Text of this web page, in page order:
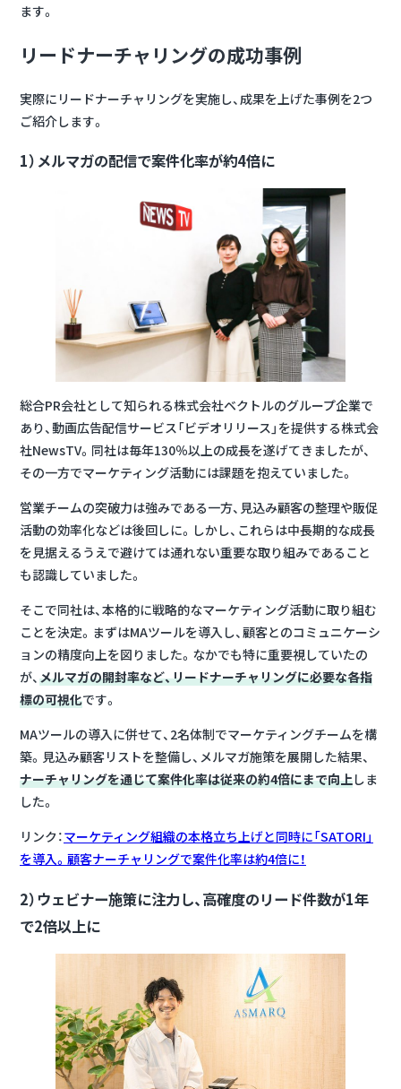
ます。
リードナーチャリングの成功事例
実際にリードナーチャリングを実施し、成果を上げた事例を2つ
ご紹介します。
1）メルマガの配信で案件化率が約4倍に
総合PR会社として知られる株式会社ベクトルのグループ企業で
あり、動画広告配信サービス「ビデオリリース」を提供する株式会
社NewsTV。同社は毎年130％以上の成長を遂げてきましたが、
その一方でマーケティング活動には課題を抱えていました。
営業チームの突破力は強みである一方、見込み顧客の整理や販促
活動の効率化などは後回しに。しかし、これらは中長期的な成長
を見据えるうえで避けては通れない重要な取り組みであること
も認識していました。
そこで同社は、本格的に戦略的なマーケティング活動に取り組む
ことを決定。まずはMAツールを導入し、顧客とのコミュニケーシ
ョンの精度向上を図りました。なかでも特に重要視していたの
が、メルマガの開封率など、リードナーチャリングに必要な各指
標の可視化です。
MAツールの導入に併せて、2名体制でマーケティングチームを構
築。見込み顧客リストを整備し、メルマガ施策を展開した結果、
ナーチャリングを通じて案件化率は従来の約4倍にまで向上しま
した。
リンク：マーケティング組織の本格立ち上げと同時に「SATORI」
を導入。顧客ナーチャリングで案件化率は約4倍に！
2）ウェビナー施策に注力し、高確度のリード件数が1年
で2倍以上に